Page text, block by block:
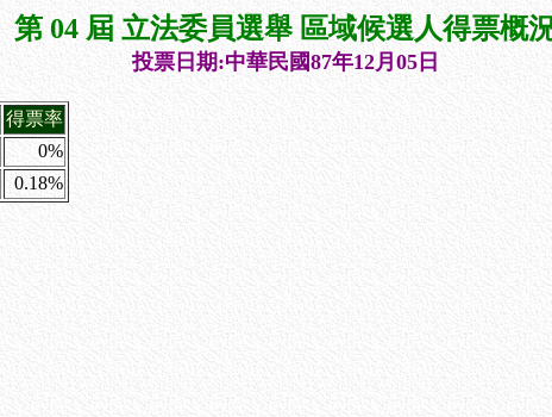
第 04 屆 立法委員選舉 區域候選人得票概
投票日期:中華民國87年12月05日
得票率
0%
0.18%